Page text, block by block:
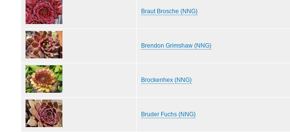
Braut Brosche (NNG)
Brendon Grimshaw (NNG)
Brockenhex (NNG)
Bruder Fuchs (NNG)